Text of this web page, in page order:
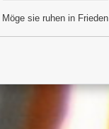
Möge sie ruhen in Frieden